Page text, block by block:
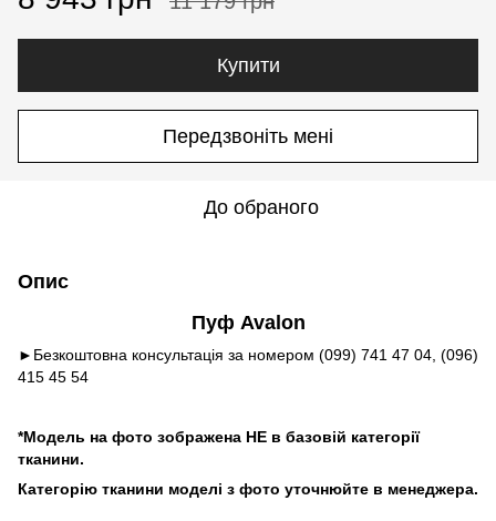
Купити
Передзвоніть мені
До обраного
Опис
Пуф Avalon
►Безкоштовна консультація за номером (099) 741 47 04, (096)
415 45 54
*Модель на фото зображена НЕ в базовій категорії
тканини.
Категорію тканини моделі з фото уточнюйте в менеджера.